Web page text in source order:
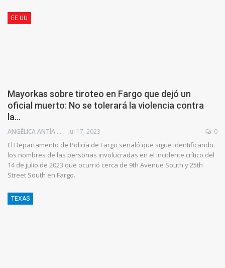
EE.UU
Mayorkas sobre tiroteo en Fargo que dejó un
oficial muerto: No se tolerará la violencia contra
la…
ANGÉLICA ANTÍA AZUAJE Jul 17, 2023 0
El Departamento de Policía de Fargo señaló que sigue identificando
los nombres de las personas involucradas en el incidente crítico del
14 de julio de 2023 que ocurrió cerca de 9th Avenue South y 25th
Street South en Fargo.
TEXAS